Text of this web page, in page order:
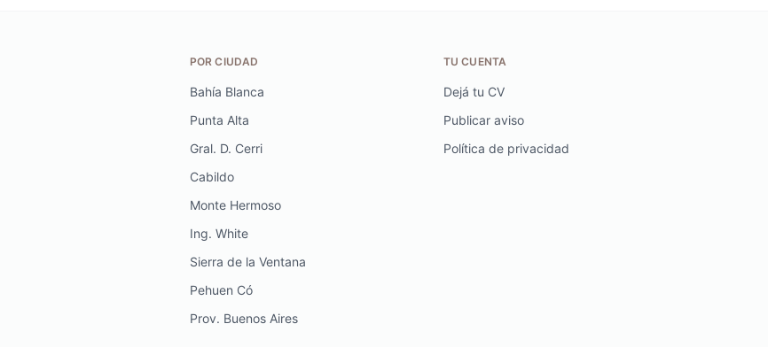
TU CUENTA
Dejá tu CV
Publicar aviso
Política de privacidad
POR CIUDAD
Bahía Blanca
Punta Alta
Gral. D. Cerri
Cabildo
Monte Hermoso
Ing. White
Sierra de la Ventana
Pehuen Có
Prov. Buenos Aires